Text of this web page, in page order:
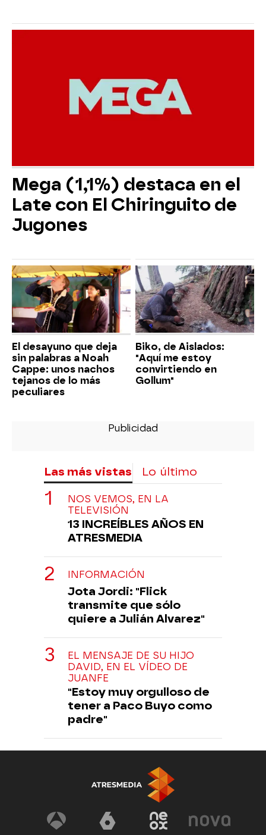
Mega (1,1%) destaca en el
Late con El Chiringuito de
Jugones
El desayuno que deja
sin palabras a Noah
Cappe: unos nachos
tejanos de lo más
peculiares
Biko, de Aislados:
"Aquí me estoy
convirtiendo en
Gollum"
Las más vistas Lo último
NOS VEMOS, EN LA
TELEVISIÓN
13 INCREÍBLES AÑOS EN
ATRESMEDIA
INFORMACIÓN
Jota Jordi: "Flick
transmite que sólo
quiere a Julián Alvarez"
EL MENSAJE DE SU HIJO
DAVID, EN EL VÍDEO DE
JUANFE
"Estoy muy orgulloso de
tener a Paco Buyo como
padre"